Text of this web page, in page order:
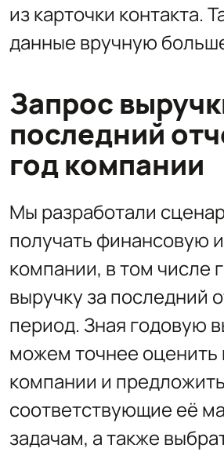
из карточки контакта.
данные вручную
Запрос
последний
год компании
Мы разработали
получать финансовую
компании, в том числе
выручку за последний
период. Зная годовую
можем точнее оценить
компании и
соответствующие её
задачам, а также